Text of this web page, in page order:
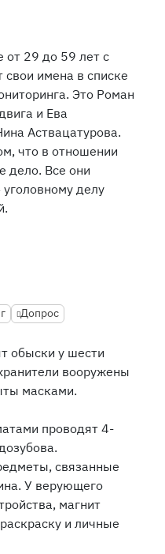
от 29 до 59 лет с
имена в списке
Это Роман
и Ева
Аствацатурова.
что в отношении
дело. Все они
делу
Допрос
обыски у шести
вооружены
масками.
проводят 4-
связанные
У верующего
магнит
и личные